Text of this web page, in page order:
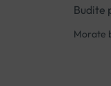
Budite
Morate